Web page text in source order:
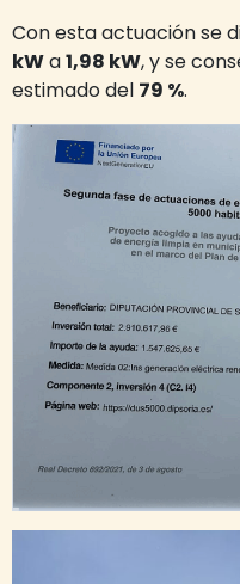
Con esta actuación se
kWa1,98 kW, y se
estimado del 79 %.